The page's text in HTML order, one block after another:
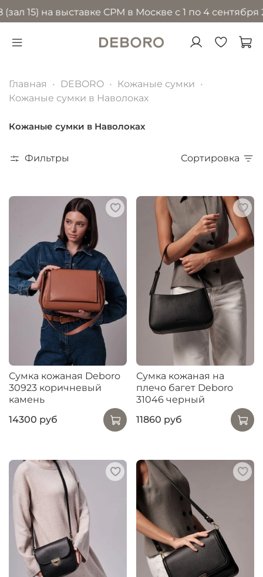
на выставке CPM в Москве с 1 по 4 сентября 2026
Главная DEBORO
Кожаные сумки
Кожаные сумки в Наволоках
Кожаные сумки в Наволоках
Фильтры Сортировка
Сумка кожаная Deboro
30923 коричневый
камень
14300 руб
Сумка кожаная на
плечо багет Deboro
31046 черный
11860 руб